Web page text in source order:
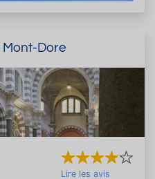
Dore
Lire les avis